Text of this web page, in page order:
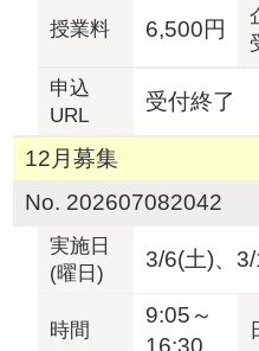
授業料 6,500円
申込
URL
受付終了
12月募集
No. 202607082042
実施日
(曜日)
3/6(土)、
時間
9:05～
16:30